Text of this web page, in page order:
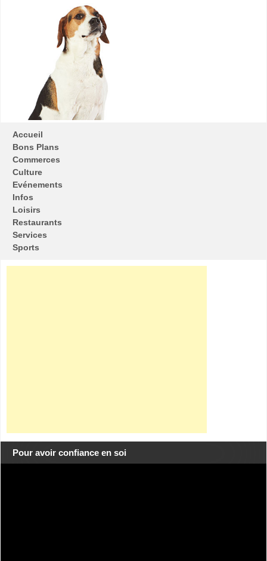
Accueil
Bons Plans
Commerces
Culture
Evénements
Infos
Loisirs
Restaurants
Services
Sports
Pour avoir confiance en soi